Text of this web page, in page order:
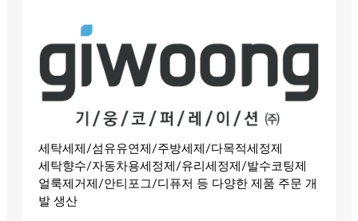
세탁세제/섬유유연제/주방세제/다목적세정제
세탁향수/자동차용세정제/유리세정제/발수코팅제
얼룩제거제/안티포그/디퓨저 등 다양한 제품 주문 개
발 생산